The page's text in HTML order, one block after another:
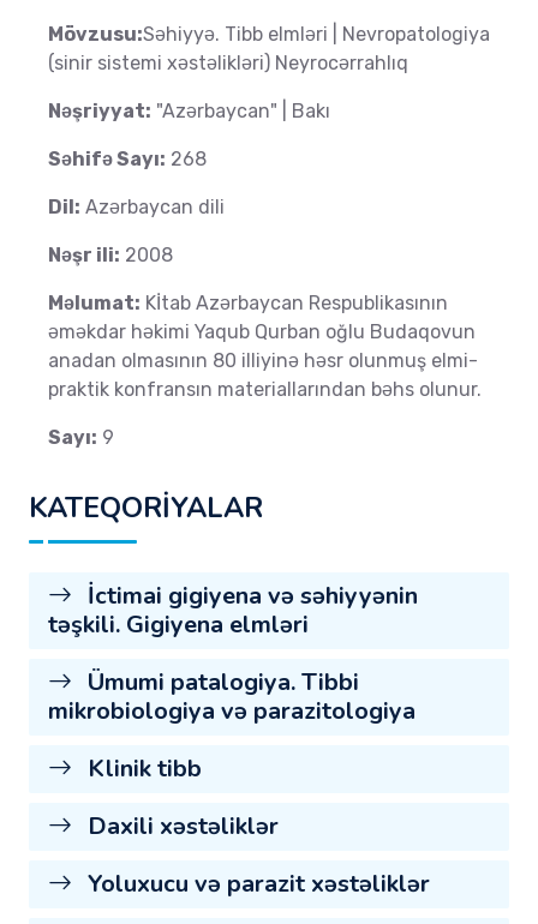
Mövzusu:Səhiyyə. Tibb elmləri | Nevropatologiya
(sinir sistemi xəstəlikləri) Neyrocərrahlıq
Nəşriyyat: "Azərbaycan" | Bakı
Səhifə Sayı: 268
Dil: Azərbaycan dili
Nəşr ili: 2008
Məlumat: Kİtab Azərbaycan Respublikasının
əməkdar həkimi Yaqub Qurban oğlu Budaqovun
anadan olmasının 80 illiyinə həsr olunmuş elmi-
praktik konfransın materiallarından bəhs olunur.
Sayı: 9
KATEQORİYALAR
İctimai gigiyena və səhiyyənin
təşkili. Gigiyena elmləri
Ümumi patalogiya. Tibbi
mikrobiologiya və parazitologiya
Klinik tibb
Daxili xəstəliklər
Yoluxucu və parazit xəstəliklər